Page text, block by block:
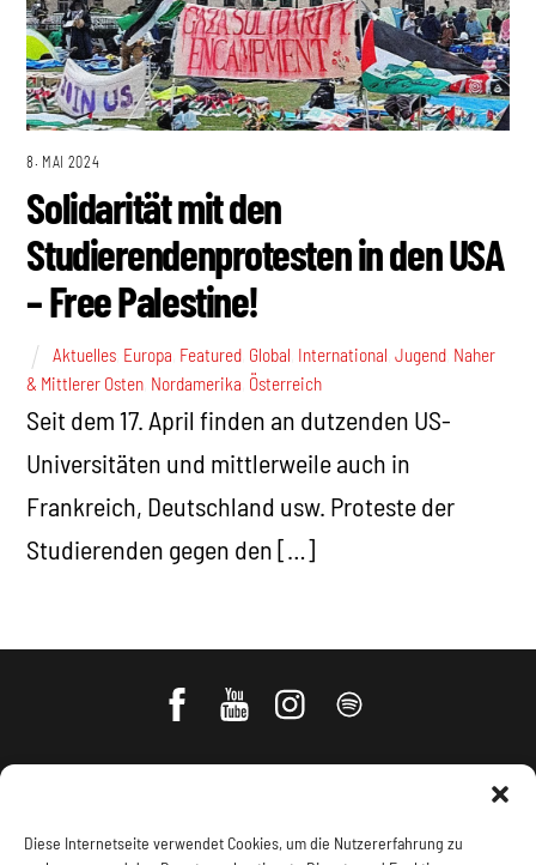
Diese Internetseite verwendet Cookies, um die Nutzererfahrung zu
8. MAI 2024
Solidarität mit den
Studierendenprotesten in den USA
– Free Palestine!
Aktuelles Europa Featured Global International ,Jugend Naher
& Mittlerer Osten Nordamerika Österreich
Seit dem 17. April finden an dutzenden US-
Universitäten und mittlerweile auch in
Frankreich, Deutschland usw. Proteste der
Studierenden gegen den […]